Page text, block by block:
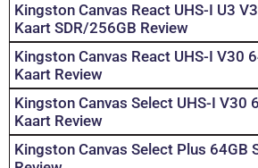
Kingston Canvas React UHS-I U3
Kaart SDR/256GB Review
Kingston Canvas React UHS-I V30
Kaart Review
Kingston Canvas Select UHS-I V30
Kaart Review
Kingston Canvas Select Plus 64GB